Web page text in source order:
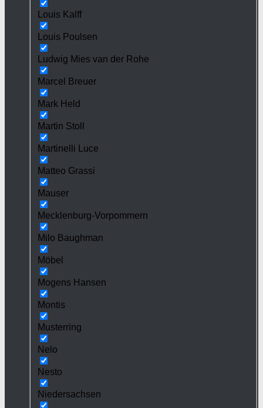
Louis Kalff
Louis Poulsen
Ludwig Mies van der Rohe
Marcel Breuer
Mark Held
Martin Stoll
Martinelli Luce
Matteo Grassi
Mauser
Mecklenburg-Vorpommern
Milo Baughman
Möbel
Mogens Hansen
Montis
Musterring
Nelo
Nesto
Niedersachsen